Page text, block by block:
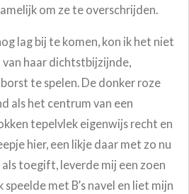
om ze te overschrijden.
lag bij te komen, kon ik het niet
haar dichtstbijzijnde,
te spelen. De donker roze
als het centrum van een
tepelvlek eigenwijs recht en
hier, een likje daar met zo nu
toegift, leverde mij een zoen
met B’s navel en liet mijn